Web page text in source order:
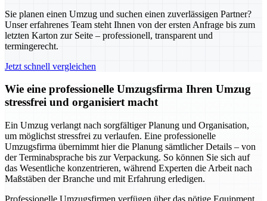
Sie planen einen Umzug und suchen einen zuverlässigen Partner?
Unser erfahrenes Team steht Ihnen von der ersten Anfrage bis zum
letzten Karton zur Seite – professionell, transparent und
termingerecht.
Jetzt schnell vergleichen
Wie eine professionelle Umzugsfirma Ihren Umzug
stressfrei und organisiert macht
Ein Umzug verlangt nach sorgfältiger Planung und Organisation,
um möglichst stressfrei zu verlaufen. Eine professionelle
Umzugsfirma übernimmt hier die Planung sämtlicher Details – von
der Terminabsprache bis zur Verpackung. So können Sie sich auf
das Wesentliche konzentrieren, während Experten die Arbeit nach
Maßstäben der Branche und mit Erfahrung erledigen.